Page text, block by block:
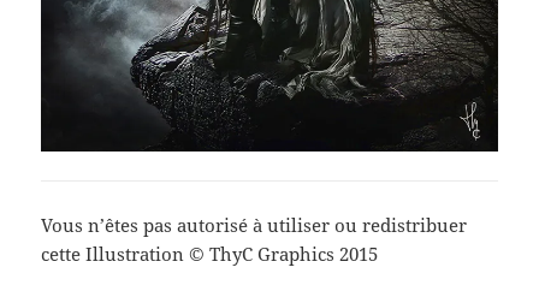
Vous n’êtes pas autorisé à utiliser ou redistribuer
cette Illustration © ThyC Graphics 2015